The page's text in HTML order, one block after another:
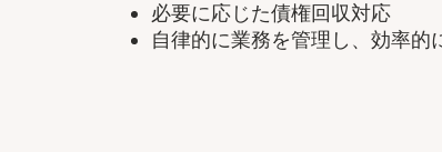
必要に応じた債権回収対応
自律的に業務を管理し、効率的